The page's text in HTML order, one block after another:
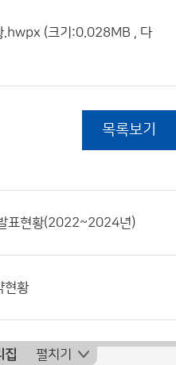
.hwpx (크기:0.028MB , 다
목록보기
표현황(2022~2024년)
현황
집 펼치기